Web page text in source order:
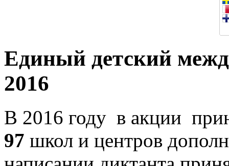
Единый детский
2016
В 2016 году в акции
97 школ и центров